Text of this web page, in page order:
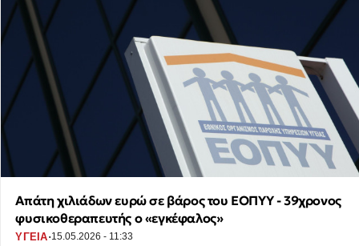
Απάτη χιλιάδων ευρώ σε βάρος του ΕΟΠΥΥ - 39χρονος
φυσικοθεραπευτής ο «εγκέφαλος»
ΥΓΕΙΑ·15.05.2026 - 11:33